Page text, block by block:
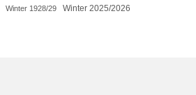
Winter 1928/29 Winter 2025/2026